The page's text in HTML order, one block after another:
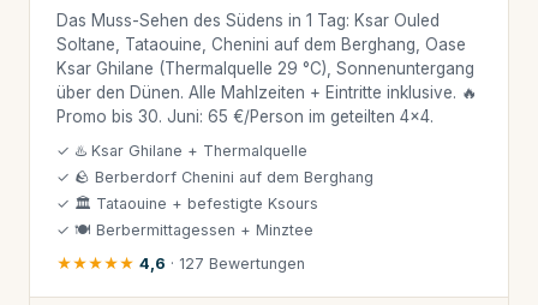
Das Muss-Sehen des Südens in 1 Tag: Ksar Ouled
Soltane, Tataouine, Chenini auf dem Berghang, Oase
Ksar Ghilane (Thermalquelle 29 °C), Sonnenuntergang
über den Dünen. Alle Mahlzeiten + Eintritte inklusive. 🔥
Promo bis 30. Juni: 65 €/Person im geteilten 4×4.
✓ ♨️ Ksar Ghilane + Thermalquelle
✓ 🪨 Berberdorf Chenini auf dem Berghang
✓ 🏛 Tataouine + befestigte Ksours
✓ 🍽 Berbermittagessen + Minztee
★★★★★ 4,6 · 127 Bewertungen